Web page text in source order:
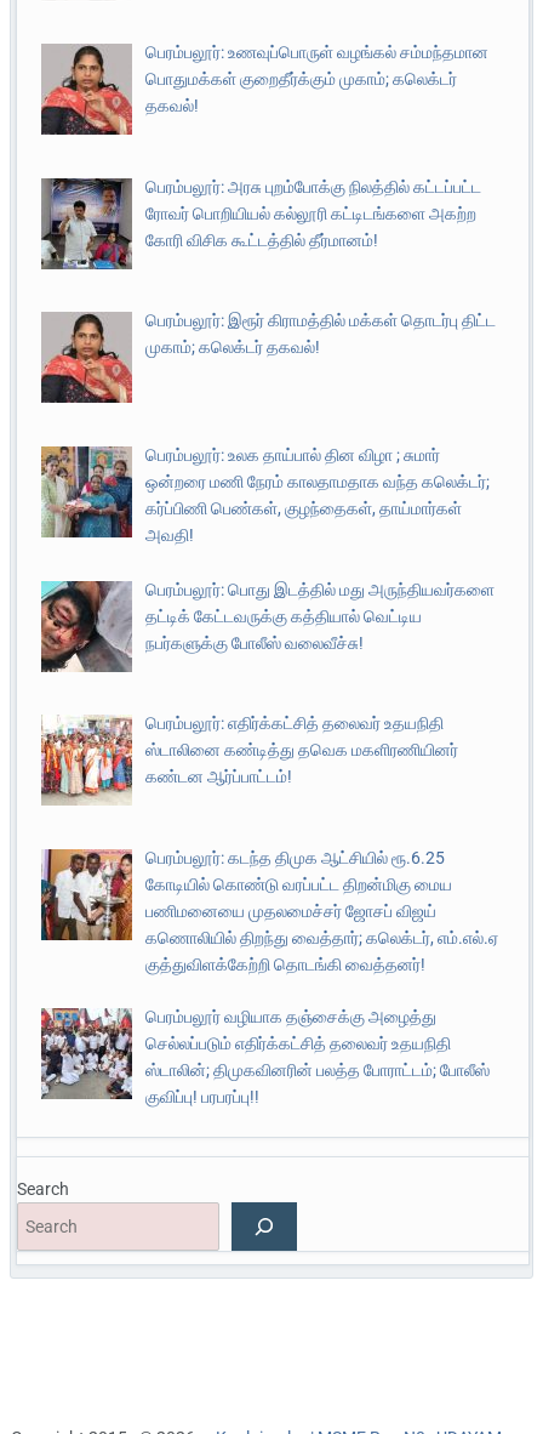
பெரம்பலூர்: உணவுப்பொருள் வழங்கல் சம்மந்தமான
பொதுமக்கள் குறைதீர்க்கும் முகாம்; கலெக்டர்
தகவல்!
பெரம்பலூர்: அரசு புறம்போக்கு நிலத்தில் கட்டப்பட்ட
ரோவர் பொறியியல் கல்லூரி கட்டிடங்களை அகற்ற
கோரி விசிக கூட்டத்தில் தீர்மானம்!
பெரம்பலூர்: இரூர் கிராமத்தில் மக்கள் தொடர்பு திட்ட
முகாம்; கலெக்டர் தகவல்!
பெரம்பலூர்: உலக தாய்பால் தின விழா ; சுமார்
ஒன்றரை மணி நேரம் காலதாமதாக வந்த கலெக்டர்;
கர்ப்பிணி பெண்கள், குழந்தைகள், தாய்மார்கள்
அவதி!
பெரம்பலூர்: பொது இடத்தில் மது அருந்தியவர்களை
தட்டிக் கேட்டவருக்கு கத்தியால் வெட்டிய
நபர்களுக்கு போலீஸ் வலைவீச்சு!
பெரம்பலூர்: எதிர்க்கட்சித் தலைவர் உதயநிதி
ஸ்டாலினை கண்டித்து தவெக மகளிரணியினர்
கண்டன ஆர்ப்பாட்டம்!
பெரம்பலூர்: கடந்த திமுக ஆட்சியில் ரூ.6.25
கோடியில் கொண்டு வரப்பட்ட திறன்மிகு மைய
பணிமனையை முதலமைச்சர் ஜோசப் விஜய்
கணொலியில் திறந்து வைத்தார்; கலெக்டர், எம்.எல்.ஏ
குத்துவிளக்கேற்றி தொடங்கி வைத்தனர்!
பெரம்பலூர் வழியாக தஞ்சைக்கு அழைத்து
செல்லப்படும் எதிர்க்கட்சித் தலைவர் உதயநிதி
ஸ்டாலின்; திமுகவினரின் பலத்த போராட்டம்; போலீஸ்
குவிப்பு! பரபரப்பு!!
Search